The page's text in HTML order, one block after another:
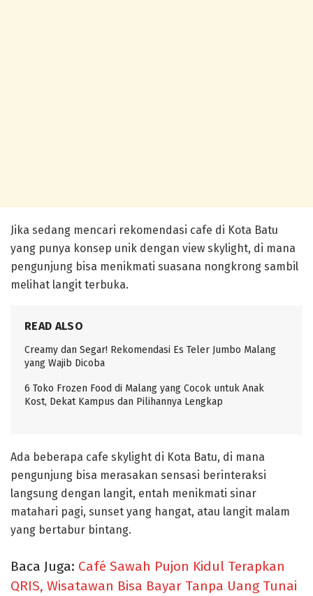
Jika sedang mencari rekomendasi cafe di Kota Batu
yang punya konsep unik dengan view skylight, di mana
pengunjung bisa menikmati suasana nongkrong sambil
melihat langit terbuka.
READ ALSO
Creamy dan Segar! Rekomendasi Es Teler Jumbo Malang
yang Wajib Dicoba
6 Toko Frozen Food di Malang yang Cocok untuk Anak
Kost, Dekat Kampus dan Pilihannya Lengkap
Ada beberapa cafe skylight di Kota Batu, di mana
pengunjung bisa merasakan sensasi berinteraksi
langsung dengan langit, entah menikmati sinar
matahari pagi, sunset yang hangat, atau langit malam
yang bertabur bintang.
Baca Juga: Café Sawah Pujon Kidul Terapkan
QRIS, Wisatawan Bisa Bayar Tanpa Uang Tunai